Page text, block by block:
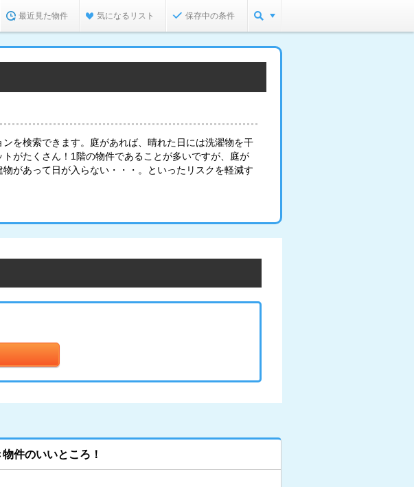
最近見た物件 気になるリスト 保存中の条件
を検索できます。庭があれば、晴れた日には洗濯物を干
がたくさん！1階の物件であることが多いですが、庭が
があって日が入らない・・・。といったリスクを軽減す
件のいいところ！